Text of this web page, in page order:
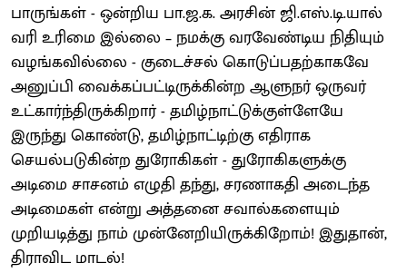
பாருங்கள் - ஒன்றிய பா.ஜ.க. அரசின் ஜி.எஸ்.டி.யால்
வரி உரிமை இல்லை – நமக்கு வரவேண்டிய நிதியும்
வழங்கவில்லை - குடைச்சல் கொடுப்பதற்காகவே
அனுப்பி வைக்கப்பட்டிருக்கின்ற ஆளுநர் ஒருவர்
உட்கார்ந்திருக்கிறார் - தமிழ்நாட்டுக்குள்ளேயே
இருந்து கொண்டு, தமிழ்நாட்டிற்கு எதிராக
செயல்படுகின்ற துரோகிகள் - துரோகிகளுக்கு
அடிமை சாசனம் எழுதி தந்து, சரணாகதி அடைந்த
அடிமைகள் என்று அத்தனை சவால்களையும்
முறியடித்து நாம் முன்னேறியிருக்கிறோம்! இதுதான்,
திராவிட மாடல்!